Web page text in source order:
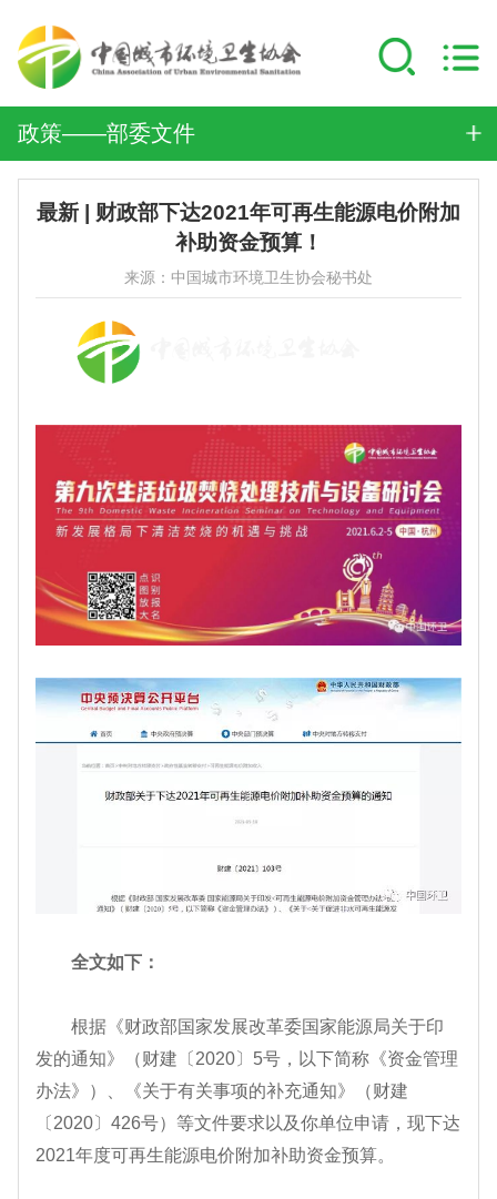
政策——部委文件
最新 | 财政部下达2021年可再生能源电价附加
补助资金预算！
来源：中国城市环境卫生协会秘书处
全文如下：
根据《财政部国家发展改革委国家能源局关于印
发的通知》（财建〔2020〕5号，以下简称《资金管理
办法》）、《关于有关事项的补充通知》（财建
〔2020〕426号）等文件要求以及你单位申请，现下达
2021年度可再生能源电价附加补助资金预算。